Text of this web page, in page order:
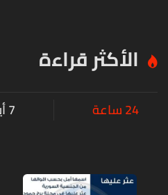
الأكثر قراءة
24 ساعة 7 أيام